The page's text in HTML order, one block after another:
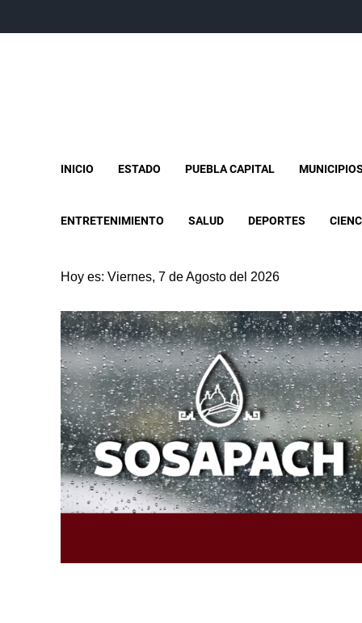
INICIO ESTADO PUEBLA CAPITAL MUNICIPIOS
ENTRETENIMIENTO SALUD DEPORTES
Hoy es: Viernes, 7 de Agosto del 2026